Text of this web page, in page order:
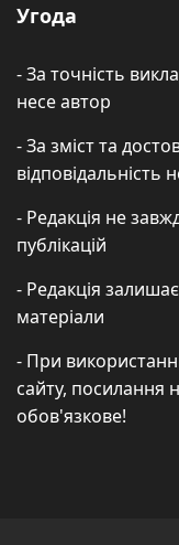
Угода
- За точність
несе автор
- За зміст та
відповідальність
- Редакція не
публікацій
- Редакція
матеріали
- При
сайту, посилання
обов'язкове!